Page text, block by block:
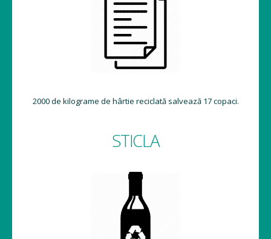
2000 de kilograme de hârtie reciclată salvează 17 copaci.
STICLA